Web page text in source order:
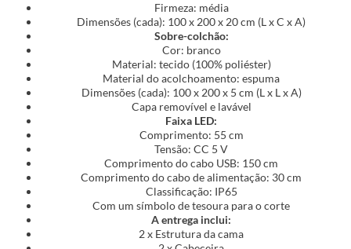
Firmeza: média
Dimensões (cada): 100 x 200 x 20 cm (L x C x A)
Sobre-colchão:
Cor: branco
Material: tecido (100% poliéster)
Material do acolchoamento: espuma
Dimensões (cada): 100 x 200 x 5 cm (L x L x A)
Capa removível e lavável
Faixa LED:
Comprimento: 55 cm
Tensão: CC 5 V
Comprimento do cabo USB: 150 cm
Comprimento do cabo de alimentação: 30 cm
Classificação: IP65
Com um símbolo de tesoura para o corte
A entrega inclui:
2 x Estrutura da cama